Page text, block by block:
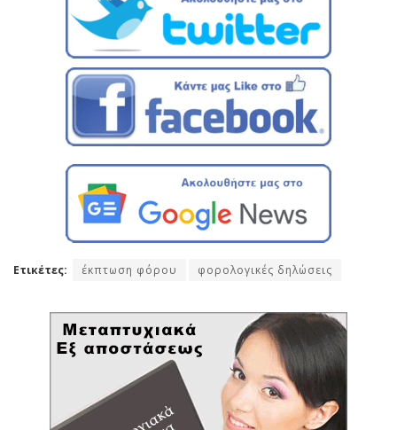
Ετικέτες: έκπτωση φόρου φορολογικές δηλώσεις